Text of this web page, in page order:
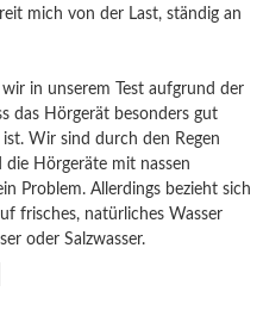
mich von der Last, ständig an
in unserem Test aufgrund der
das Hörgerät besonders gut
Wir sind durch den Regen
Hörgeräte mit nassen
Problem. Allerdings bezieht sich
frisches, natürliches Wasser
oder Salzwasser.